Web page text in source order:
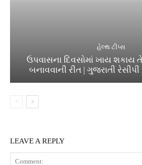
હેલ્થ ટીપ્સ
ઉપવાસના દિવસોમાં ખાય શકાય
બનાવવાની રીત | ગુજરાતી
LEAVE A REPLY